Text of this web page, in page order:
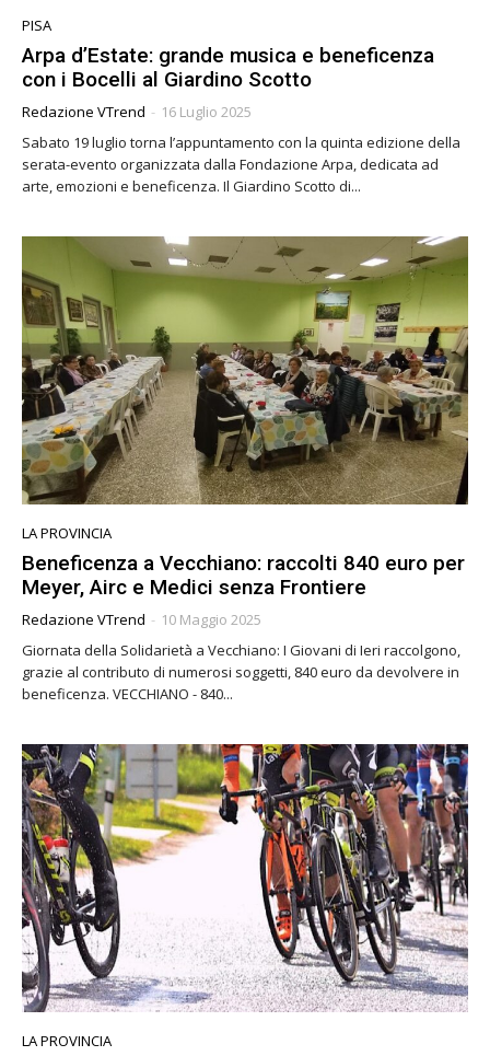
PISA
Arpa d’Estate: grande musica e beneficenza
con i Bocelli al Giardino Scotto
Redazione VTrend - 16 Luglio 2025
Sabato 19 luglio torna l’appuntamento con la quinta edizione della
serata-evento organizzata dalla Fondazione Arpa, dedicata ad
arte, emozioni e beneficenza. Il Giardino Scotto di...
LA PROVINCIA
Beneficenza a Vecchiano: raccolti 840 euro per
Meyer, Airc e Medici senza Frontiere
Redazione VTrend - 10 Maggio 2025
Giornata della Solidarietà a Vecchiano: I Giovani di Ieri raccolgono,
grazie al contributo di numerosi soggetti, 840 euro da devolvere in
beneficenza. VECCHIANO - 840...
LA PROVINCIA